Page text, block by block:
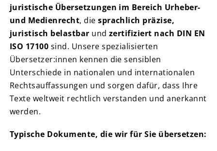
juristische Übersetzungen im Bereich Urheber-
und Medienrecht, diesprachlich präzise,
juristisch belastbar undzertifiziert nach DIN EN
ISO 17100 sind. Unsere spezialisierten
Übersetzer:innen kennen die sensiblen
Unterschiede in nationalen und internationalen
Rechtsauffassungen und sorgen dafür, dass Ihre
Texte weltweit rechtlich verstanden und anerkannt
werden.
Typische Dokumente, die wir für Sie übersetzen: